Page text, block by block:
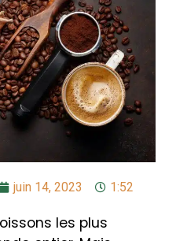
juin 14, 2023 1:52
les plus